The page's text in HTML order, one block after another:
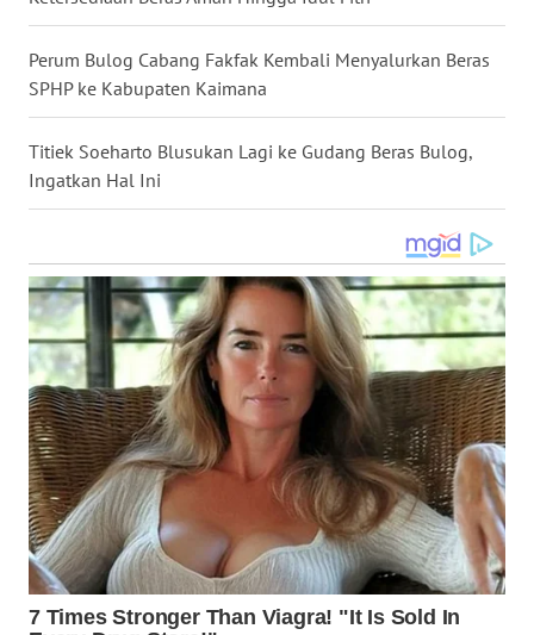
Perum Bulog Cabang Fakfak Kembali Menyalurkan Beras
SPHP ke Kabupaten Kaimana
Titiek Soeharto Blusukan Lagi ke Gudang Beras Bulog,
Ingatkan Hal Ini
WN
NUSANTARA
WN
JOGJA
WN
WN
BALI
WN
KALBAR
WN
KALTENG
WN
KALTARA